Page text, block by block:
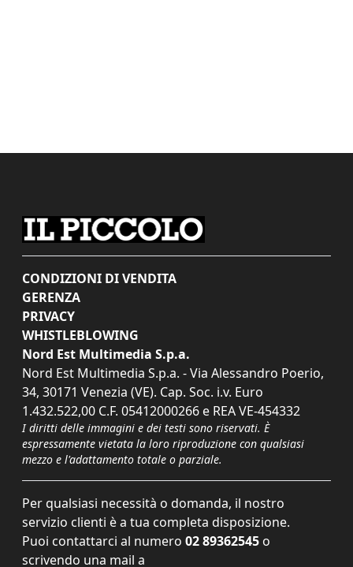
CONDIZIONI DI VENDITA
GERENZA
PRIVACY
WHISTLEBLOWING
Nord Est Multimedia S.p.a.
Nord Est Multimedia S.p.a. - Via Alessandro Poerio,
34, 30171 Venezia (VE). Cap. Soc. i.v. Euro
1.432.522,00 C.F. 05412000266 e REA VE-454332
I diritti delle immagini e dei testi sono riservati. È
espressamente vietata la loro riproduzione con qualsiasi
mezzo e l'adattamento totale o parziale.
Per qualsiasi necessità o domanda, il nostro
servizio clienti è a tua completa disposizione.
Puoi contattarci al numero 02 89362545 o
scrivendo una mail a